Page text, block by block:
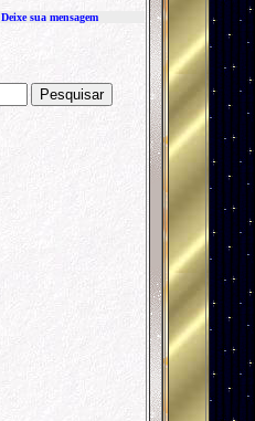
Deixe sua mensagem